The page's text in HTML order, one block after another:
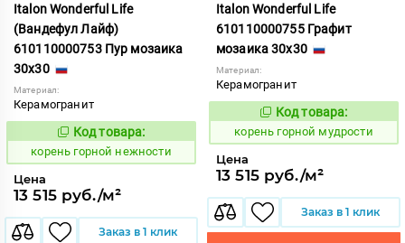
Italon Wonderful Life
(Вандефул Лайф)
610110000753 Пур мозаика
30x30
Материал:
Керамогранит
783683
Код товара:
корень горной нежности
Цена
13 515 руб./м²
Заказ в 1 клик
Italon Wonderful Life
610110000755 Графит
мозаика 30x30
Материал:
Керамогранит
783680
Код товара:
корень горной мудрости
Цена
13 515 руб./м²
Заказ в 1 клик